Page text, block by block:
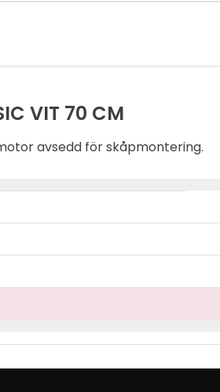
VIT 70 CM
avsedd för skåpmontering.